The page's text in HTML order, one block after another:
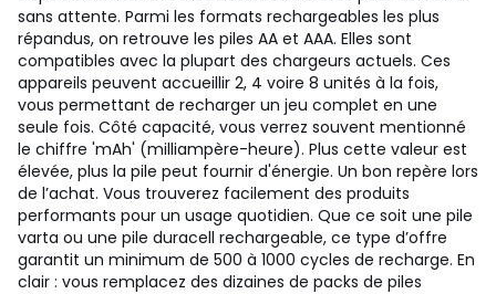
sans attente. Parmi les formats rechargeables les plus
répandus, on retrouve les piles AA et AAA. Elles sont
compatibles avec la plupart des chargeurs actuels. Ces
appareils peuvent accueillir 2, 4 voire 8 unités à la fois,
vous permettant de recharger un jeu complet en une
seule fois. Côté capacité, vous verrez souvent mentionné
le chiffre 'mAh' (milliampère-heure). Plus cette valeur est
élevée, plus la pile peut fournir d'énergie. Un bon repère lors
de l’achat. Vous trouverez facilement des produits
performants pour un usage quotidien. Que ce soit une pile
varta ou une pile duracell rechargeable, ce type d’offre
garantit un minimum de 500 à 1000 cycles de recharge. En
clair : vous remplacez des dizaines de packs de piles